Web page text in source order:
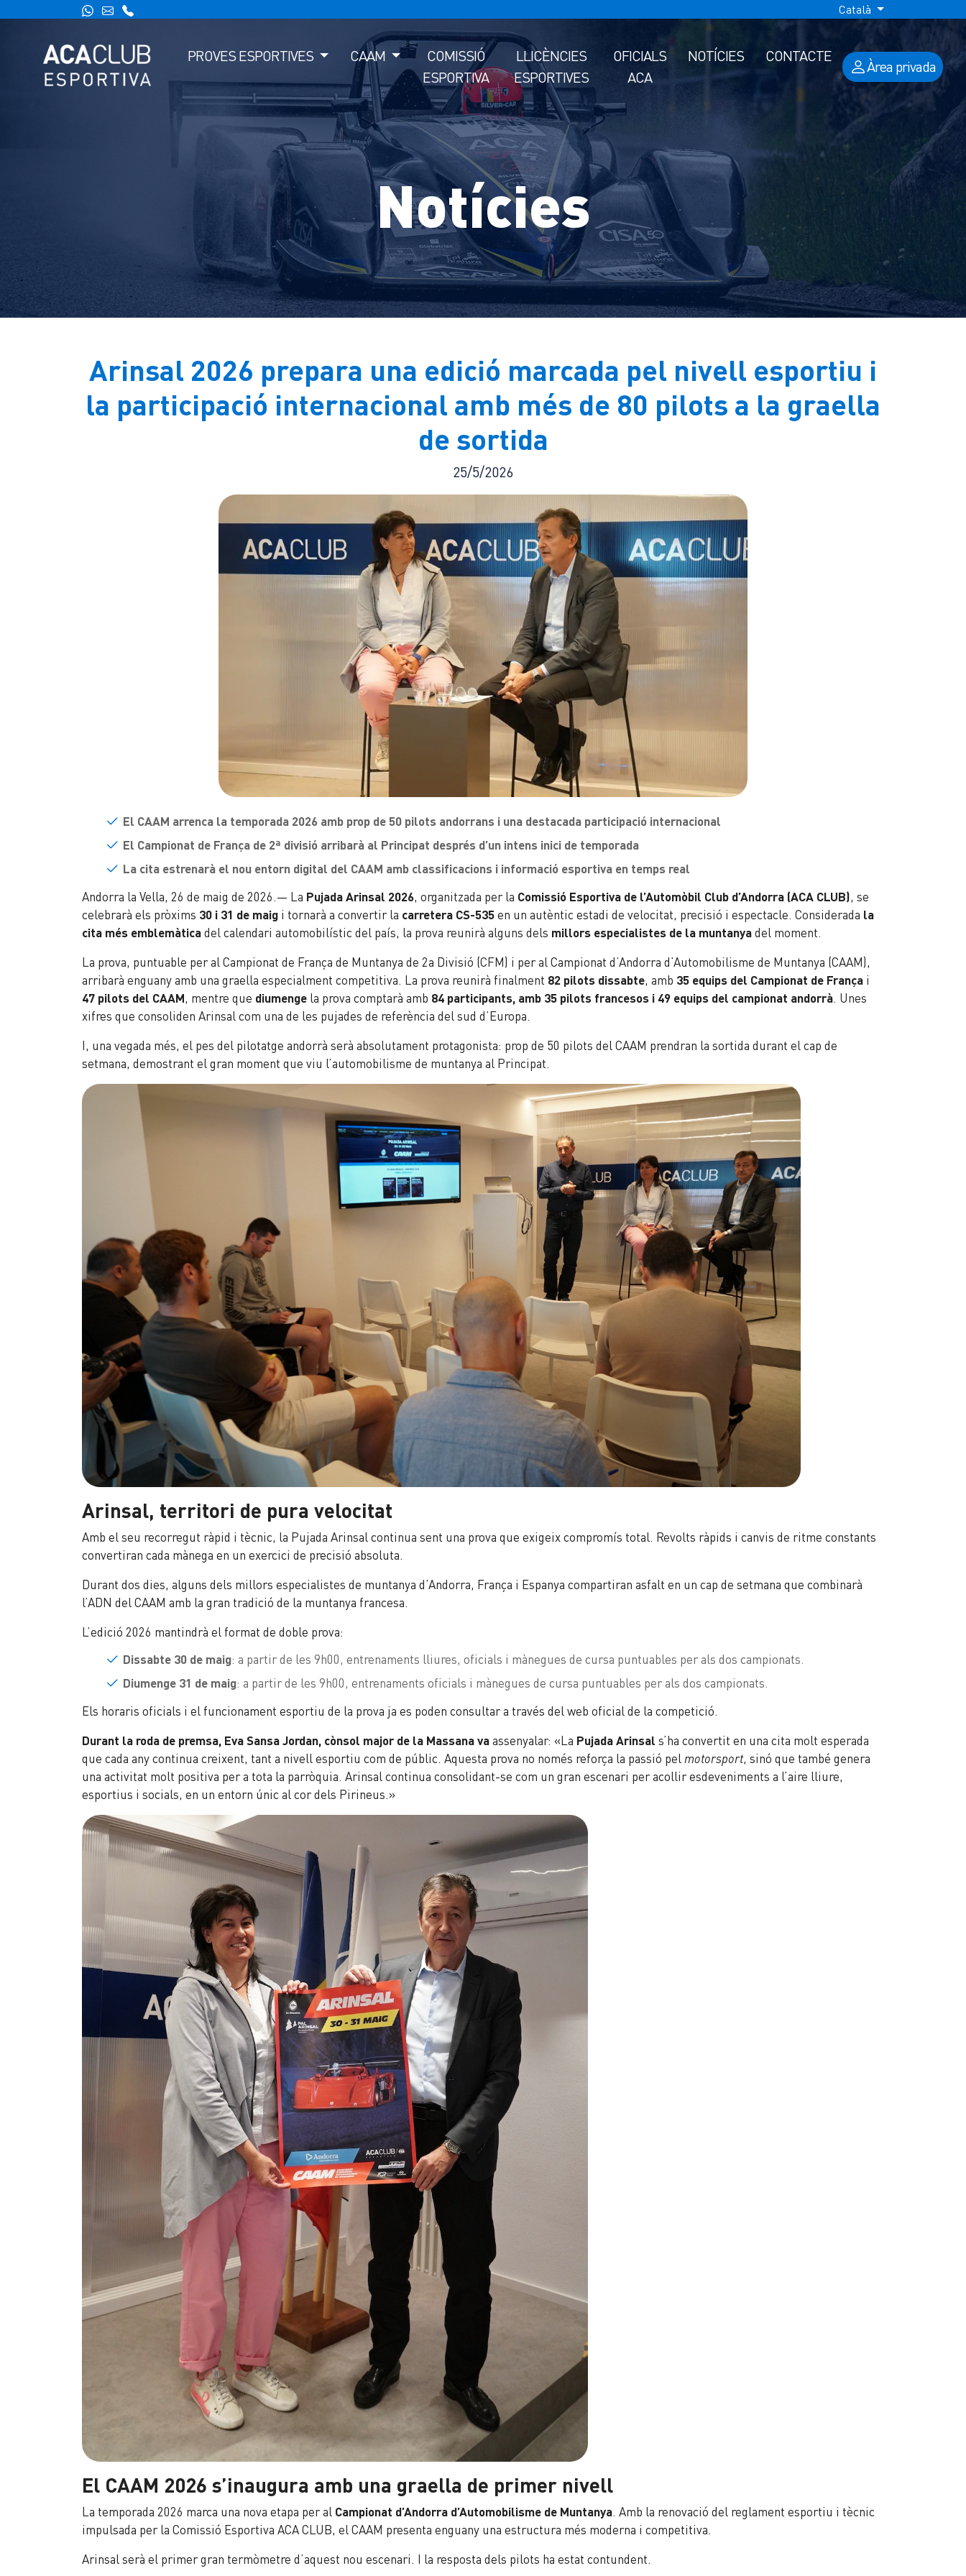
Català
PROVES ESPORTIVES CAAM
COMISSIÓ
ESPORTIVA
LLICÈNCIES
ESPORTIVES
OFICIALS
ACA
NOTÍCIES CONTACTE
Àrea privada
Notícies
Arinsal 2026 prepara una edició marcada pel nivell esportiu i
la participació internacional amb més de 80 pilots a la graella
de sortida
25/5/2026
El CAAM arrenca la temporada 2026 amb prop de 50 pilots andorrans i una destacada participació internacional
El Campionat de França de 2ª divisió arribarà al Principat després d’un intens inici de temporada
La cita estrenarà el nou entorn digital del CAAM amb classificacions i informació esportiva en temps real
Andorra la Vella, 26 de maig de 2026.— La Pujada Arinsal 2026, organitzada per la Comissió Esportiva de l’Automòbil Club d’Andorra (ACA CLUB), se
celebrarà els pròxims 30 i 31 de maig i tornarà a convertir la carretera CS-535en un autèntic estadi de velocitat, precisió i espectacle. Considerada la
cita més emblemàticadel calendari automobilístic del país, la prova reunirà alguns dels millors especialistes de la muntanyadel moment.
La prova, puntuable per al Campionat de França de Muntanya de 2a Divisió (CFM) i per al Campionat d’Andorra d’Automobilisme de Muntanya (CAAM),
arribarà enguany amb una graella especialment competitiva. La prova reunirà finalment 82 pilots dissabte, amb 35 equips del Campionat de França i
47 pilots del CAAM, mentre que diumenge la prova comptarà amb 84 participants, amb 35 pilots francesos i 49 equips del campionat andorrà. Unes
xifres que consoliden Arinsal com una de les pujades de referència del sud d’Europa.
I, una vegada més, el pes del pilotatge andorrà serà absolutament protagonista: prop de 50 pilots del CAAM prendran la sortida durant el cap de
setmana, demostrant el gran moment que viu l’automobilisme de muntanya al Principat.
Arinsal, territori de pura velocitat
Amb el seu recorregut ràpid i tècnic, la Pujada Arinsal continua sent una prova que exigeix compromís total. Revolts ràpids i canvis de ritme constants
convertiran cada mànega en un exercici de precisió absoluta.
Durant dos dies, alguns dels millors especialistes de muntanya d’Andorra, França i Espanya compartiran asfalt en un cap de setmana que combinarà
l’ADN del CAAM amb la gran tradició de la muntanya francesa.
L’edició 2026 mantindrà el format de doble prova:
Dissabte 30 de maig: a partir de les 9h00, entrenaments lliures, oficials i mànegues de cursa puntuables per als dos campionats.
Diumenge 31 de maig: a partir de les 9h00, entrenaments oficials i mànegues de cursa puntuables per als dos campionats.
Els horaris oficials i el funcionament esportiu de la prova ja es poden consultar a través del web oficial de la competició.
Durant la roda de premsa, Eva Sansa Jordan, cònsol major de la Massana vaassenyalar: «La Pujada Arinsal s’ha convertit en una cita molt esperada
que cada any continua creixent, tant a nivell esportiu com de públic. Aquesta prova no només reforça la passió pel motorsport, sinó que també genera
una activitat molt positiva per a tota la parròquia. Arinsal continua consolidant-se com un gran escenari per acollir esdeveniments a l’aire lliure,
esportius i socials, en un entorn únic al cor dels Pirineus.»
El CAAM 2026 s’inaugura amb una graella de primer nivell
La temporada 2026 marca una nova etapa per al Campionat d’Andorra d’Automobilisme de Muntanya. Amb la renovació del reglament esportiu i tècnic
impulsada per la Comissió Esportiva ACA CLUB, el CAAM presenta enguany una estructura més moderna i competitiva.
Arinsal serà el primer gran termòmetre d’aquest nou escenari. I la resposta dels pilots ha estat contundent.